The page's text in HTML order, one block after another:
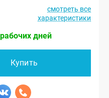
смотреть все
характеристики
дней
Купить